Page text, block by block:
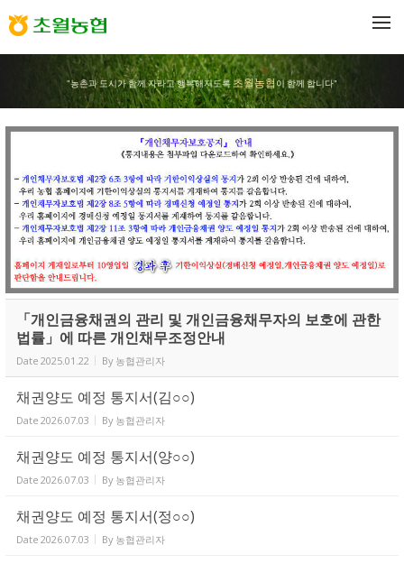
"농촌과 도시가 함께 자라고 행복해지도록초월농협이 함께 합니다"
「개인금융채권의 관리 및 개인금융채무자의 보호에 관한
법률」에 따른 개인채무조정안내
Date 2025.01.22 By 농협관리자
채권양도 예정 통지서(김○○)
Date 2026.07.03 By 농협관리자
채권양도 예정 통지서(양○○)
Date 2026.07.03 By 농협관리자
채권양도 예정 통지서(정○○)
Date 2026.07.03 By 농협관리자